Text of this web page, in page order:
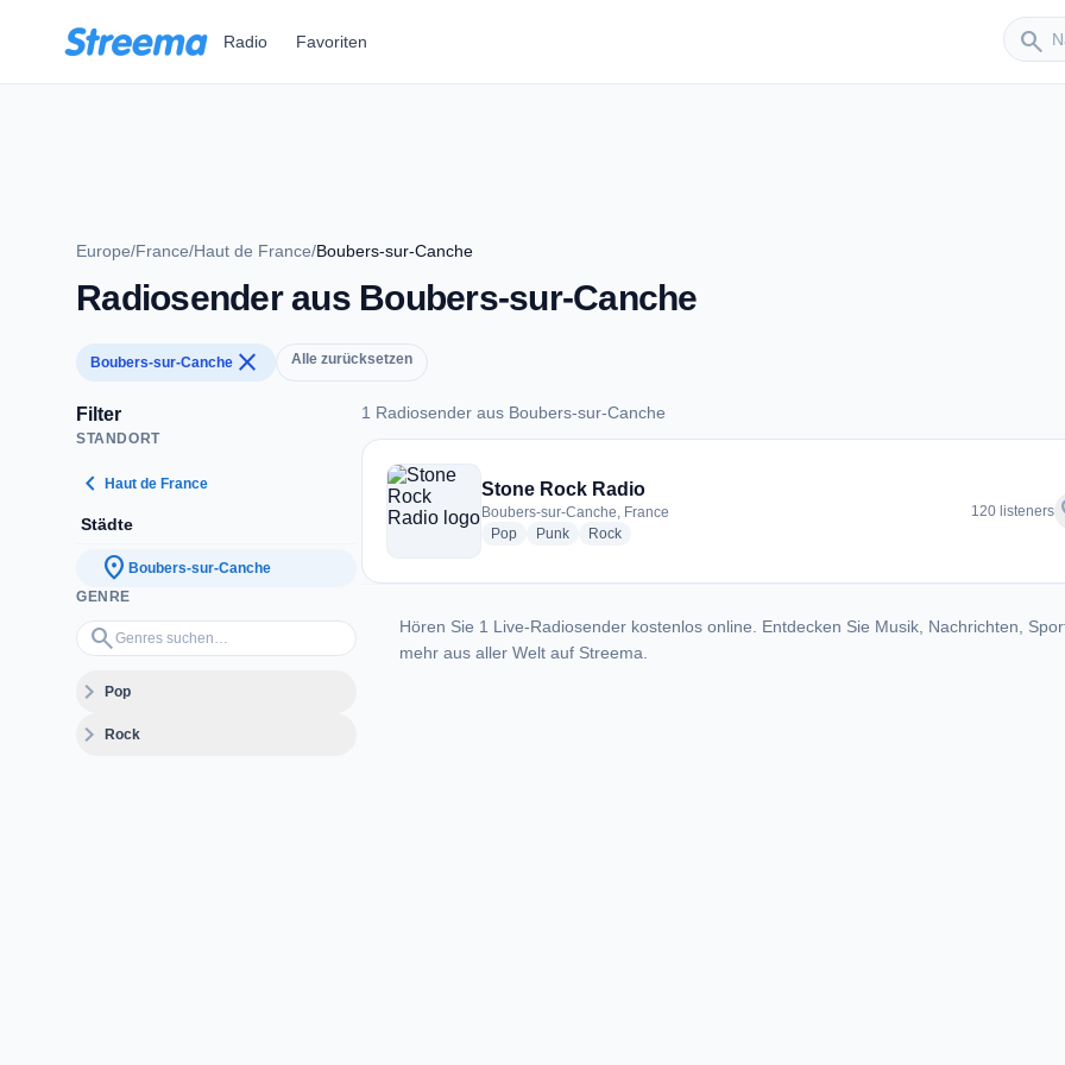
Radio Favoriten search
Sender
Europe/France/Haut de France/Boubers-sur-Canche
Radiosender aus Boubers-sur-Canche
Boubers-sur-Canche close Alle zurücksetzen
Filter
STANDORT
chevron_left Haut de France
Städte
location_on Boubers-sur-Canche
GENRE
search
Genres suchen…
expand_morePop
expand_moreRock
1 Radiosender aus Boubers-sur-Canche
1 Radiosender aus Boubers-sur-Canche
Stone Rock Radio
Boubers-sur-Canche, France
Popradio stations
Punkradio stations
Rockradio stations
120 listeners
Hören Sie 1 Live-Radiosender kostenlos online. Entdecken Sie Musik, Nachrichten,
mehr aus aller Welt auf Streema.